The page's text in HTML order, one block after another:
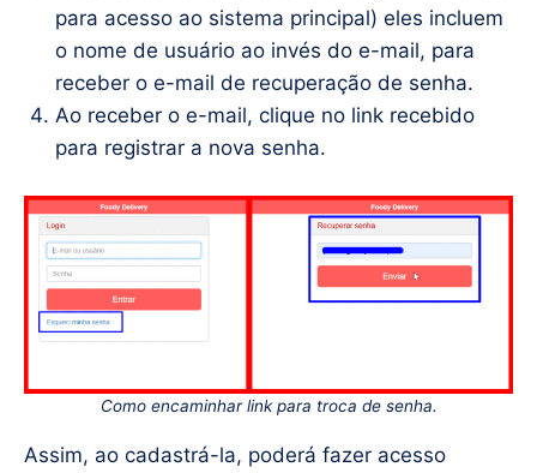
para acesso ao sistema principal) eles incluem
o nome de usuário ao invés do e-mail, para
receber o e-mail de recuperação de senha.
Ao receber o e-mail, clique no link recebido
para registrar a nova senha.
Como encaminhar link para troca de senha.
Assim, ao cadastrá-la, poderá fazer acesso